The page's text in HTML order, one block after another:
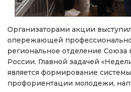
Организаторами акции
опережающей
региональное отделение
России. Главной задачей
является формирование
профориентации молодежи,